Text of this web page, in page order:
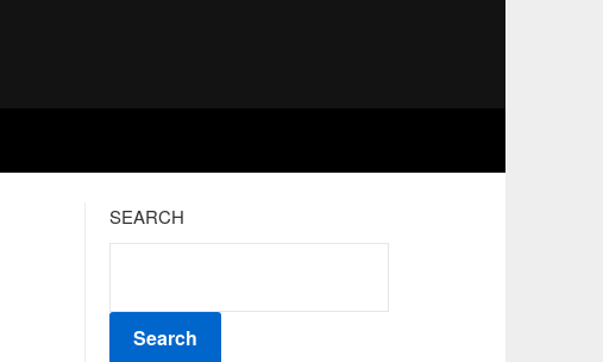
SEARCH
Search